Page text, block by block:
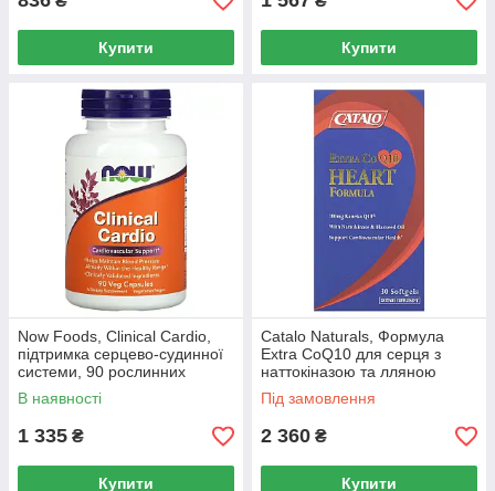
Купити Купити
Now Foods, Clinical Cardio,
підтримка серцево-судинної
системи, 90 рослинних
капсул
В наявності
1 335 ₴
Купити
Catalo Naturals, Формула
Extra CoQ10 для серця з
наттокіназою та лляною
олією, 30 м'яких таблеток
Під замовлення
2 360 ₴
Купити